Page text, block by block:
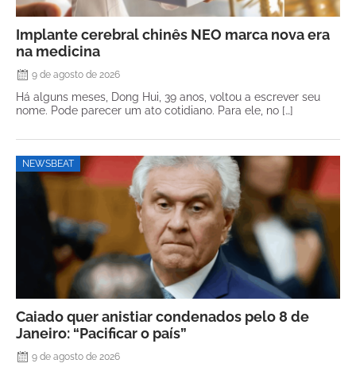
Implante cerebral chinês NEO marca nova era
na medicina
9 de agosto de 2026
Há alguns meses, Dong Hui, 39 anos, voltou a escrever seu
nome. Pode parecer um ato cotidiano. Para ele, no […]
NEWSBEAT
Caiado quer anistiar condenados pelo 8 de
Janeiro: “Pacificar o país”
9 de agosto de 2026